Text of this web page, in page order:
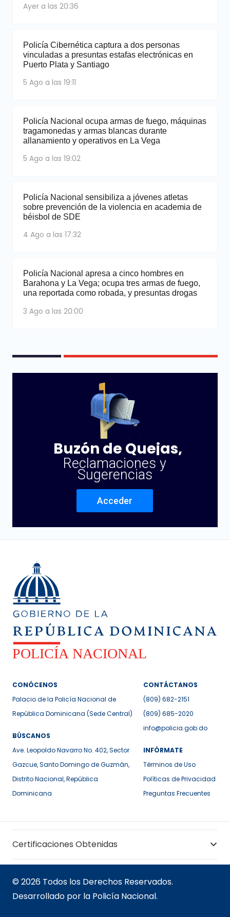
Ayer a las 20:36
Policía Cibernética captura a dos personas
vinculadas a presuntas estafas electrónicas en
Puerto Plata y Santiago
5 Ago a las 19:11
Policía Nacional ocupa armas de fuego, máquinas
tragamonedas y armas blancas durante
allanamiento y operativos en La Vega
5 Ago a las 19:02
Policía Nacional sensibiliza a jóvenes atletas
sobre prevención de la violencia en academia de
béisbol de SDE
4 Ago a las 17:32
Policía Nacional apresa a cinco hombres en
Barahona y La Vega; ocupa tres armas de fuego,
una reportada como robada, y presuntas drogas
3 Ago a las 20:00
Buzón de Quejas,
Reclamaciones y
Sugerencias
Acceder
CONÓCENOS
Palacio de la Policía Nacional de
República Dominicana (Sede Central)
BÚSCANOS
Ave. Leopoldo Navarro No. 402, Sector
Gazcue, Santo Domingo de Guzmán,
Distrito Nacional, República
Dominicana
CONTÁCTANOS
(809) 682-2151
(809) 685-2020
info@policia.gob.do
INFÓRMATE
Términos de Uso
Políticas de Privacidad
Preguntas Frecuentes
Certificaciones Obtenidas
© 2026 Todos los Derechos Reservados.
Desarrollado por la Policía Nacional.